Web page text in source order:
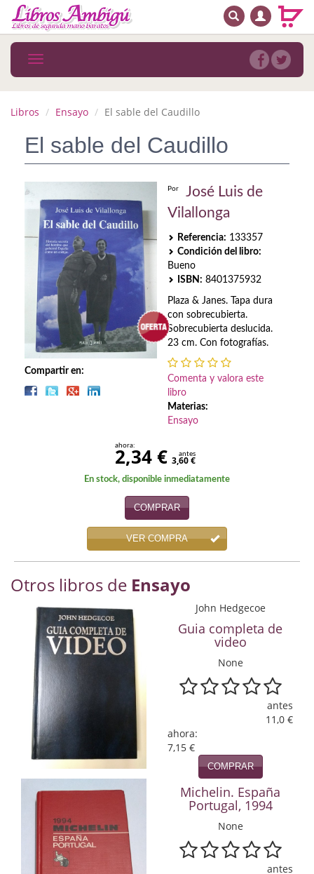
MENÚ PRINCIPAL
Novedades
MATERIAS
Astrología. Ocultismo
Autoayuda. Conocimiento personal
Autoayuda. Crecimiento personal
Biografía
Biografías
Ciencia ficción
Cine
Discos deVinilo. LP
Divulgación científica
DVD
Economía
Enciclopedias
Ensayo
Ensayo literario
Filosofía
Física y química
Guerra Civil Española
BUSCAR
Toggle
navigation
Libros Ensayo El sable del Caudillo
El sable del Caudillo
Compartir en:
Por
José Luis de
Vilallonga
Referencia: 133357
Condición del libro:
Bueno
ISBN: 8401375932
Plaza & Janes. Tapa dura
con sobrecubierta.
Sobrecubierta deslucida.
23 cm. Con fotografías.
Comenta y valora este
libro
Materias:
Ensayo
ahora:
2,34 € antes
3,60 €
En stock, disponible inmediatamente
COMPRAR
VER COMPRA
Otros libros de Ensayo
John Hedgecoe
Guia completa de
video
None
antes
11,0 €
ahora:
7,15 €
COMPRAR
Michelin. España
Portugal, 1994
None
antes